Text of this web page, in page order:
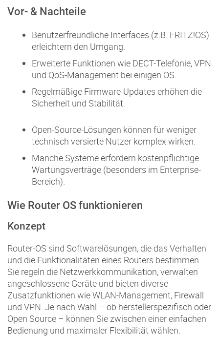
Vor- & Nachteile
Benutzerfreundliche Interfaces (z.B. FRITZ!OS)
erleichtern den Umgang.
Erweiterte Funktionen wie DECT-Telefonie, VPN
und QoS-Management bei einigen OS.
Regelmäßige Firmware-Updates erhöhen die
Sicherheit und Stabilität.
Open-Source-Lösungen können für weniger
technisch versierte Nutzer komplex wirken.
Manche Systeme erfordern kostenpflichtige
Wartungsverträge (besonders im Enterprise-
Bereich).
Wie Router OS funktionieren
Konzept
Router-OS sind Softwarelösungen, die das Verhalten
und die Funktionalitäten eines Routers bestimmen.
Sie regeln die Netzwerkkommunikation, verwalten
angeschlossene Geräte und bieten diverse
Zusatzfunktionen wie WLAN-Management, Firewall
und VPN. Je nach Wahl – ob herstellerspezifisch oder
Open Source – können Sie zwischen einer einfachen
Bedienung und maximaler Flexibilität wählen.